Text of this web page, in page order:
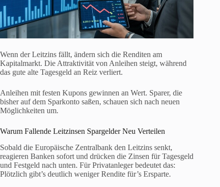
Wenn der Leitzins fällt, ändern sich die Renditen am
Kapitalmarkt. Die Attraktivität von Anleihen steigt, während
das gute alte Tagesgeld an Reiz verliert.
Anleihen mit festen Kupons gewinnen an Wert. Sparer, die
bisher auf dem Sparkonto saßen, schauen sich nach neuen
Möglichkeiten um.
Warum Fallende Leitzinsen Spargelder Neu Verteilen
Sobald die Europäische Zentralbank den Leitzins senkt,
reagieren Banken sofort und drücken die Zinsen für Tagesgeld
und Festgeld nach unten. Für Privatanleger bedeutet das:
Plötzlich gibt’s deutlich weniger Rendite für’s Ersparte.